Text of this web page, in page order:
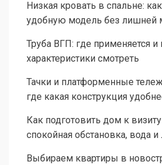
Низкая кровать в спальне:
удобную модель без лишней
Труба ВГП: где применяется и
характеристики смотреть
Тачки и платформенные
где какая конструкция
Как подготовить дом к
спокойная обстановка, вода и
Выбираем квартиры в